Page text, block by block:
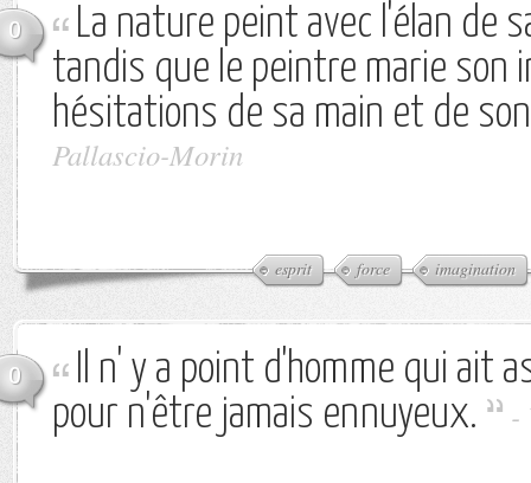
0
La nature peint avec l'élan de
tandis que le peintre marie son
hésitations de sa main et de
Pallascio-Morin
esprit force imagination
0
Il n' y a point d'homme qui ait
pour n'être jamais ennuyeux.
-